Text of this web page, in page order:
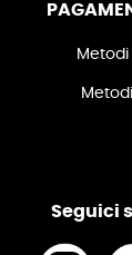
Seguici